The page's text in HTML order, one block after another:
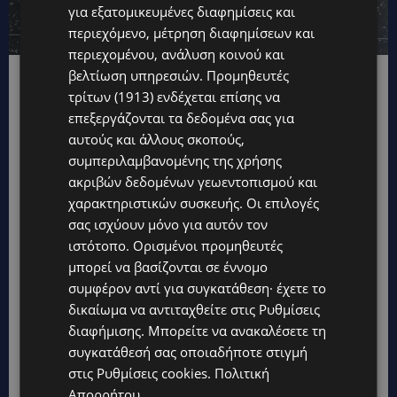
Ο Ozzy παντρεύτηκε το 1982 τη Σάρον
Όσμπορν, μάνατζέρ του, με την οποία
απέκτησε τρία παιδιά: την Έιμι, την Κέλι και
τον Τζακ. Η προσωπική του ζωή ήταν γεμάτη
από δυσκολίες αλλά και από αφοσίωση στην
οικογένεια.Αξίζει να σημειωθεί ότι η
αυτοβιογραφία του με τίτλο «Είμαι ο Ozzy»
(εκδόσεις Zoobus) κυκλοφορεί και στα ελληνικά,
όπου ο ίδιος περιγράφει με ειλικρίνεια και
χιούμορ τη ζωή του, από τις φτωχογειτονιές
του Aston, τα χρόνια των υπερβολών με
ναρκωτικά και αλκοόλ, έως τις πιο ήρεμες
φάσεις της ζωής του. Το βιβλίο φωτίζει όχι
για εξατομικευμένες διαφημίσεις και
περιεχόμενο, μέτρηση διαφημίσεων και
περιεχομένου, ανάλυση κοινού και
βελτίωση υπηρεσιών. Προμηθευτές
τρίτων (1913) ενδέχεται επίσης να
επεξεργάζονται τα δεδομένα σας για
αυτούς και άλλους σκοπούς,
συμπεριλαμβανομένης της χρήσης
ακριβών δεδομένων γεωεντοπισμού και
χαρακτηριστικών συσκευής. Οι επιλογές
σας ισχύουν μόνο για αυτόν τον
ιστότοπο. Ορισμένοι προμηθευτές
μπορεί να βασίζονται σε έννομο
συμφέρον αντί για συγκατάθεση· έχετε το
δικαίωμα να αντιταχθείτε στις Ρυθμίσεις
διαφήμισης. Μπορείτε να ανακαλέσετε τη
συγκατάθεσή σας οποιαδήποτε στιγμή
στις Ρυθμίσεις cookies. Πολιτική